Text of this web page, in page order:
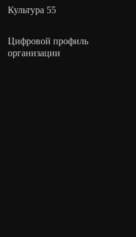
Культура 55
Цифровой профиль
организации